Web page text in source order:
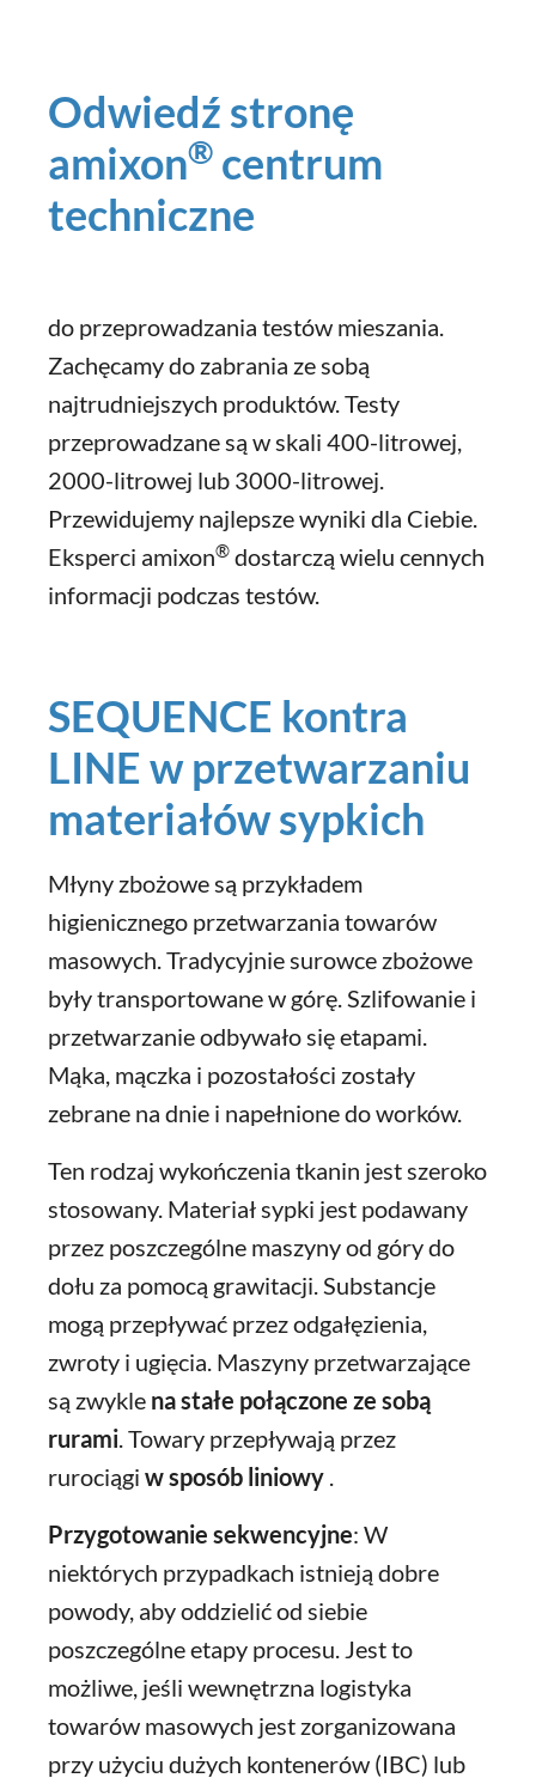
Odwiedź stronę
amixon® centrum
techniczne
do przeprowadzania testów mieszania.
Zachęcamy do zabrania ze sobą
najtrudniejszych produktów. Testy
przeprowadzane są w skali 400-litrowej,
2000-litrowej lub 3000-litrowej.
Przewidujemy najlepsze wyniki dla Ciebie.
Eksperci amixon® dostarczą wielu cennych
informacji podczas testów.
SEQUENCE kontra
LINE w przetwarzaniu
materiałów sypkich
Młyny zbożowe są przykładem
higienicznego przetwarzania towarów
masowych. Tradycyjnie surowce zbożowe
były transportowane w górę. Szlifowanie i
przetwarzanie odbywało się etapami.
Mąka, mączka i pozostałości zostały
zebrane na dnie i napełnione do worków.
Ten rodzaj wykończenia tkanin jest szeroko
stosowany. Materiał sypki jest podawany
przez poszczególne maszyny od góry do
dołu za pomocą grawitacji. Substancje
mogą przepływać przez odgałęzienia,
zwroty i ugięcia. Maszyny przetwarzające
są zwykle na stałe połączone ze sobą
rurami. Towary przepływają przez
rurociągi w sposób liniowy .
Przygotowanie sekwencyjne: W
niektórych przypadkach istnieją dobre
powody, aby oddzielić od siebie
poszczególne etapy procesu. Jest to
możliwe, jeśli wewnętrzna logistyka
towarów masowych jest zorganizowana
przy użyciu dużych kontenerów (IBC) lub